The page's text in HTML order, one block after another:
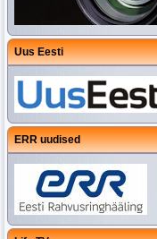
Uus Eesti
ERR uudised